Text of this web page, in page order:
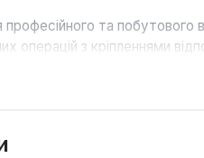
та
з кріпленнями